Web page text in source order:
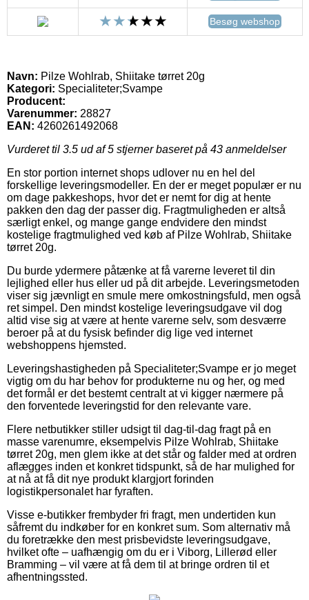
Besøg webshop
Navn: Pilze Wohlrab, Shiitake tørret 20g
Kategori: Specialiteter;Svampe
Producent:
Varenummer: 28827
EAN: 4260261492068
Vurderet til 3.5 ud af 5 stjerner baseret på 43 anmeldelser
En stor portion internet shops udlover nu en hel del
forskellige leveringsmodeller. En der er meget populær er nu
om dage pakkeshops, hvor det er nemt for dig at hente
pakken den dag der passer dig. Fragtmuligheden er altså
særligt enkel, og mange gange endvidere den mindst
kostelige fragtmulighed ved køb af Pilze Wohlrab, Shiitake
tørret 20g.
Du burde ydermere påtænke at få varerne leveret til din
lejlighed eller hus eller ud på dit arbejde. Leveringsmetoden
viser sig jævnligt en smule mere omkostningsfuld, men også
ret simpel. Den mindst kostelige leveringsudgave vil dog
altid vise sig at være at hente varerne selv, som desværre
beroer på at du fysisk befinder dig lige ved internet
webshoppens hjemsted.
Leveringshastigheden på Specialiteter;Svampe er jo meget
vigtig om du har behov for produkterne nu og her, og med
det formål er det bestemt centralt at vi kigger nærmere på
den forventede leveringstid for den relevante vare.
Flere netbutikker stiller udsigt til dag-til-dag fragt på en
masse varenumre, eksempelvis Pilze Wohlrab, Shiitake
tørret 20g, men glem ikke at det står og falder med at ordren
aflægges inden et konkret tidspunkt, så de har mulighed for
at nå at få dit nye produkt klargjort forinden
logistikpersonalet har fyraften.
Visse e-butikker frembyder fri fragt, men undertiden kun
såfremt du indkøber for en konkret sum. Som alternativ må
du foretrække den mest prisbevidste leveringsudgave,
hvilket ofte – uafhængig om du er i Viborg, Lillerød eller
Bramming – vil være at få dem til at bringe ordren til et
afhentningssted.